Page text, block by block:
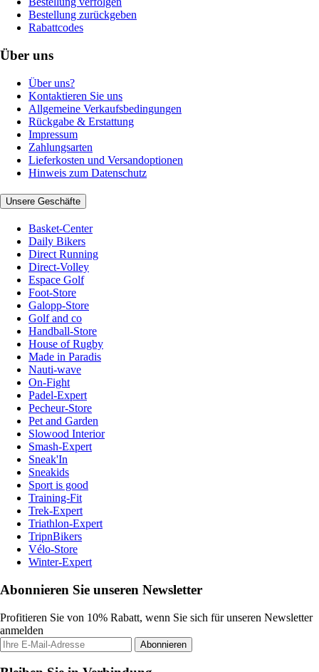
Bestellung zurückgeben
Rabattcodes
Über uns
Über uns?
Kontaktieren Sie uns
Allgemeine Verkaufsbedingungen
Rückgabe & Erstattung
Impressum
Zahlungsarten
Lieferkosten und Versandoptionen
Hinweis zum Datenschutz
Unsere Geschäfte
Basket-Center
Daily Bikers
Direct Running
Direct-Volley
Espace Golf
Foot-Store
Galopp-Store
Golf and co
Handball-Store
House of Rugby
Made in Paradis
Nauti-wave
On-Fight
Padel-Expert
Pecheur-Store
Pet and Garden
Slowood Interior
Smash-Expert
Sneak'In
Sneakids
Sport is good
Training-Fit
Trek-Expert
Triathlon-Expert
TripnBikers
Vélo-Store
Winter-Expert
Abonnieren Sie unseren Newsletter
Profitieren Sie von 10% Rabatt, wenn Sie sich für unseren Newsletter
anmelden
Abonnieren